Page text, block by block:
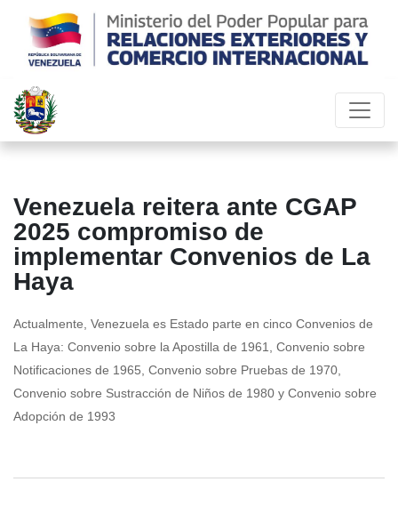
Venezuela reitera ante CGAP
2025 compromiso de
implementar Convenios de La
Haya
Actualmente, Venezuela es Estado parte en cinco Convenios de
La Haya: Convenio sobre la Apostilla de 1961, Convenio sobre
Notificaciones de 1965, Convenio sobre Pruebas de 1970,
Convenio sobre Sustracción de Niños de 1980 y Convenio sobre
Adopción de 1993